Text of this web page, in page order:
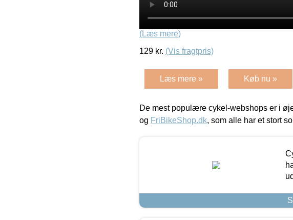
(Læs mere)
129 kr. (Vis fragtpris)
Læs mere » Køb nu »
De mest populære cykel-webshops er i
og FriBikeShop.dk, som alle har et stort